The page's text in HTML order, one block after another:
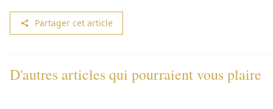
Partager cet article
D'autres articles qui pourraient vous plaire